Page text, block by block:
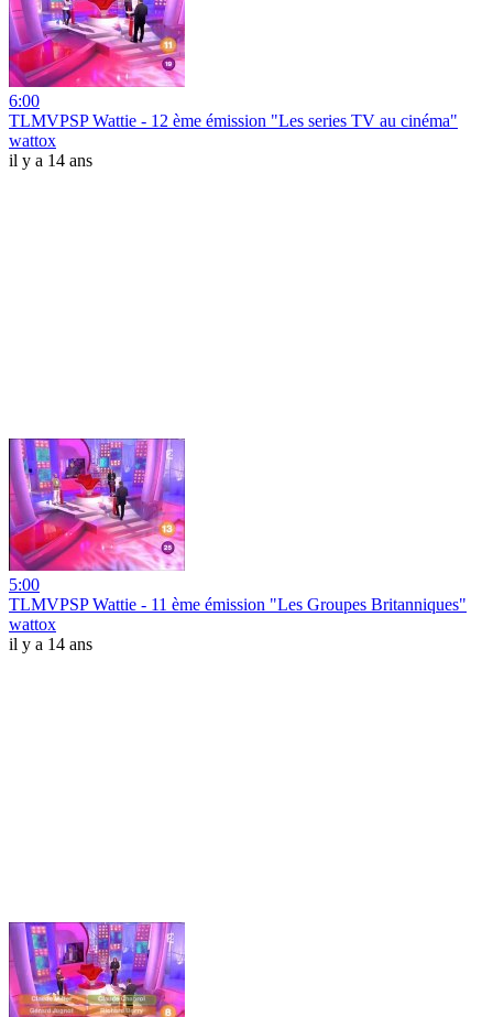
6:00
TLMVPSP Wattie - 12 ème émission "Les series TV au cinéma"
wattox
il y a 14 ans
5:00
TLMVPSP Wattie - 11 ème émission "Les Groupes Britanniques"
wattox
il y a 14 ans